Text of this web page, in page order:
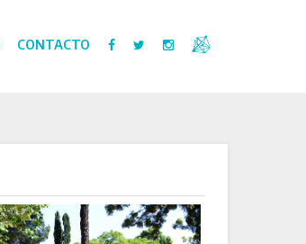
CONTACTO